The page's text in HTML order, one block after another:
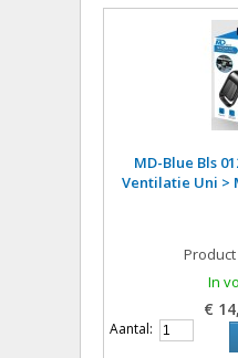
MD-Blue Bls
Ventilatie Uni >
Product
In
€
Aantal: